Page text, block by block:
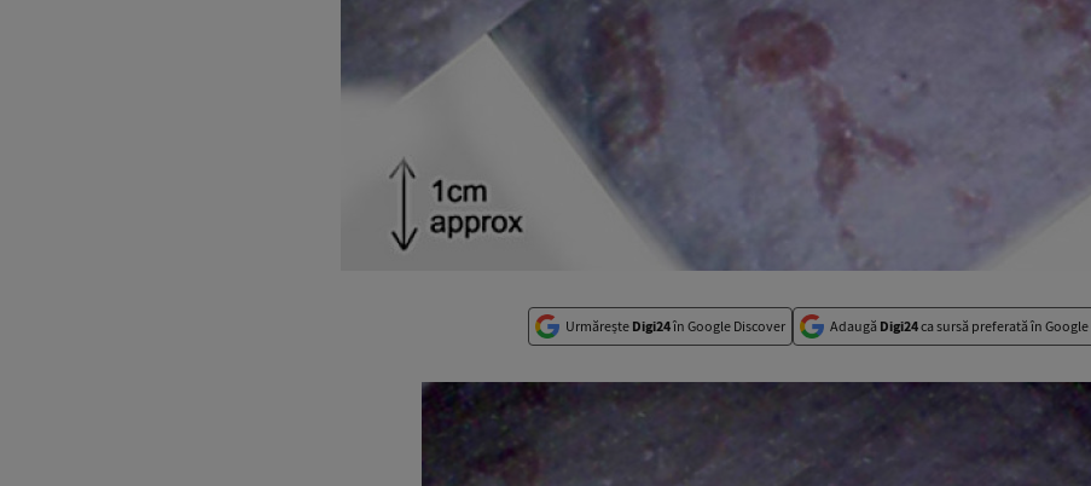
Urmărește Digi24în Google Discover Adaugă Digi24ca sursă preferată în Google